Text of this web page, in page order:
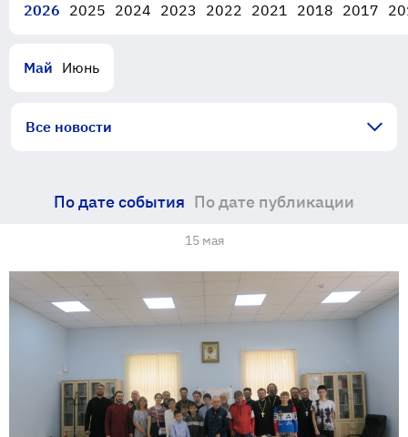
2026 2025 2024 2023 2022 2021 2018 2017
Май Июнь
Все новости
По дате события По дате публикации
15 мая